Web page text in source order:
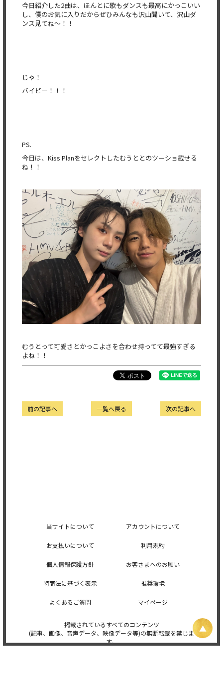
今日紹介した2曲は、ほんとに歌もダンスも最高にかっこいい
し、僕のお気に入りだからぜひみんなも沢山聞いて、沢山ダ
ンス見てね〜！！
じゃ！
バイビー！！！
PS.
今日は、Kiss Planをセレクトしたむうととのツーショ載せる
ね！！
むうとって可愛さとかっこよさを合わせ持ってて最強すぎる
よね！！
次の記事へ
一覧へ戻る
前の記事へ
当サイトについて アカウントについて
お支払いについて 利用規約
個人情報保護方針 お客さまへのお願い
特商法に基づく表示 推奨環境
よくあるご質問 マイページ
掲載されているすべてのコンテンツ
(記事、画像、音声データ、映像データ等)の無断転載を禁じま
す。